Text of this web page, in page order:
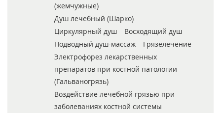
(жемчужные)
Душ лечебный (Шарко)
Циркулярный душ
Восходящий душ
Подводный душ-массаж
Грязелечение
Электрофорез лекарственных
препаратов при костной патологии
(Гальваногрязь)
Воздействие лечебной грязью при
заболеваниях костной системы